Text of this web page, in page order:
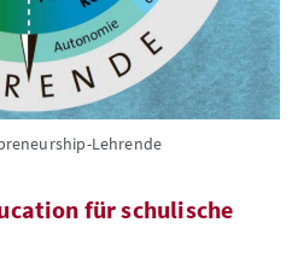
Lehrende
für schulische